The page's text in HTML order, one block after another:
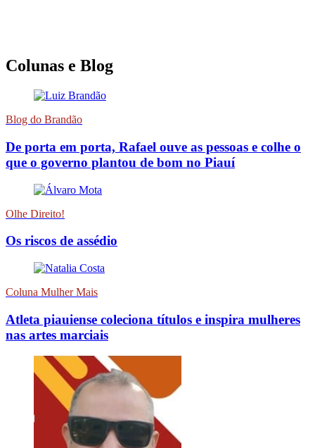
Colunas e Blog
Blog do Brandão
De porta em porta, Rafael ouve as pessoas e colhe o
que o governo plantou de bom no Piauí
Olhe Direito!
Os riscos de assédio
Coluna Mulher Mais
Atleta piauiense coleciona títulos e inspira mulheres
nas artes marciais